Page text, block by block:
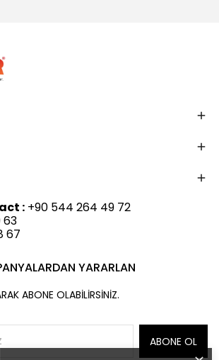
: +90 544 264 49 72
63
67
YARARLAN
ABONE OLABİLİRSİNİZ.
ABONE OL